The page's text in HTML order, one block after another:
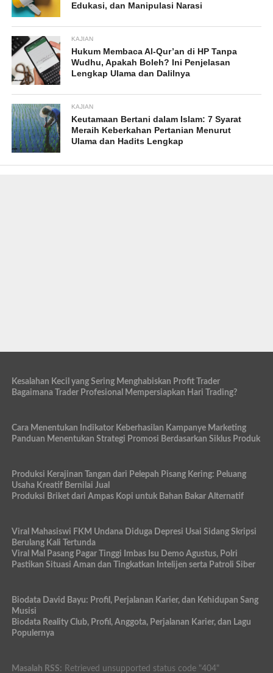
Edukasi, dan Manipulasi Narasi
KAJIAN
Hukum Membaca Al-Qur’an di HP Tanpa
Wudhu, Apakah Boleh? Ini Penjelasan
Lengkap Ulama dan Dalilnya
KAJIAN
Keutamaan Bertani dalam Islam: 7 Syarat
Meraih Keberkahan Pertanian Menurut
Ulama dan Hadits Lengkap
Kesalahan Kecil yang Sering Menghabiskan Profit Trader
Bagaimana Trader Profesional Mempersiapkan Hari Trading?
Cara Menentukan Indikator Keberhasilan Kampanye Marketing
Panduan Menentukan Strategi Promosi Berdasarkan Siklus Produk
Produksi Kerajinan Tangan dari Pelepah Pisang Kering: Peluang
Usaha Kreatif Bernilai Jual
Produksi Briket dari Ampas Kopi untuk Bahan Bakar Alternatif
Viral Mahasiswi FKM Undana Diduga Depresi Usai Sidang Skripsi
Berulang Kali Tertunda
Viral Mal Pasang Pagar Tinggi Imbas Isu Demo Agustus, Polri
Pastikan Situasi Aman dan Tingkatkan Intelijen serta Patroli Siber
Biodata David Bayu: Profil, Perjalanan Karier, dan Kehidupan Sang
Musisi
Biodata Reality Club, Profil, Anggota, Perjalanan Karier, dan Lagu
Populernya
Masalah RSS: Retrieved unsupported status code "404"